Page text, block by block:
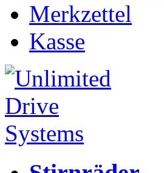
Merkzettel
Kasse